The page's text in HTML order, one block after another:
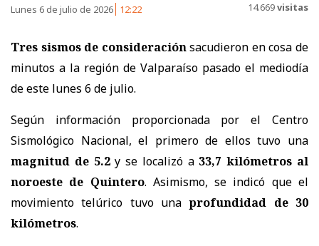
Lunes 6 de julio de 2026 12:22 14.669visitas
Tres sismos de consideraciónsacudieron en cosa de
minutos a la región de Valparaíso pasado el mediodía
de este lunes 6 de julio.
Según información proporcionada por el Centro
Sismológico Nacional, el primero de ellos tuvo una
magnitud de 5.2y se localizó a 33,7kilómetros al
noroeste de Quintero. Asimismo, se indicó que el
movimiento telúrico tuvo unaprofundidad de 30
kilómetros.